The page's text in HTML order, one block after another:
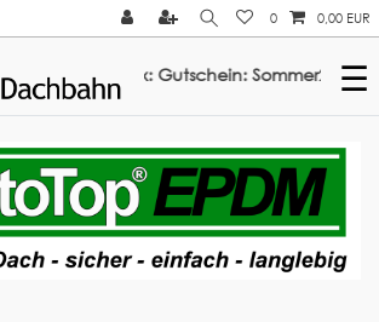
0 0,00 EUR
& Multi-Fix: Gutschein: Sommer2026 ///
☰